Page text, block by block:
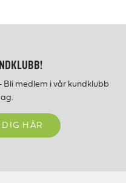
Bli medlem i vår kundklubb
DIG HÄR